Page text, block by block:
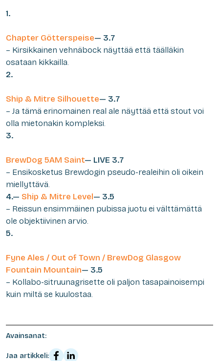
1.
Chapter Götterspeise— 3.7
– Kirsikkainen vehnäbock näyttää että täälläkin
osataan kikkailla.
2.
Ship & Mitre Silhouette— 3.7
– Ja tämä erinomainen real ale näyttää että stout voi
olla mietonakin kompleksi.
3.
BrewDog 5AM Saint— LIVE 3.7
– Ensikosketus Brewdogin pseudo-realeihin oli oikein
miellyttävä.
4.— Ship & Mitre Level— 3.5
– Reissun ensimmäinen pubissa juotu ei välttämättä
ole objektiivinen arvio.
5.
Fyne Ales / Out of Town / BrewDog Glasgow
Fountain Mountain— 3.5
– Kollabo-sitruunagrisette oli paljon tasapainoisempi
kuin miltä se kuulostaa.
Avainsanat:
Jaa artikkeli: